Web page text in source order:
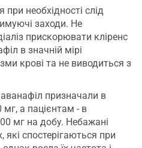
необхідності слід
заходи. Не
прискорювати кліренс
в значній мірі
крові та не виводиться з
призначали в
а пацієнтам - в
мг на добу. Небажані
які спостерігаються при